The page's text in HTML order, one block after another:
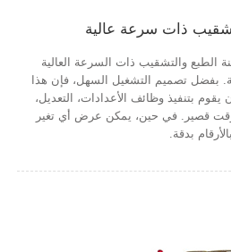
ذات سرعة عالية
الطبع والتشقيب ذات السرعة العالية
بفضل تصميم التشغيل السهل، فإن هذا
بتنفيذ وظائف الأعدادات، التعديل،
وقت قصير. في حين، يمكن عرض أي تغير
بالأرقام بدقة.